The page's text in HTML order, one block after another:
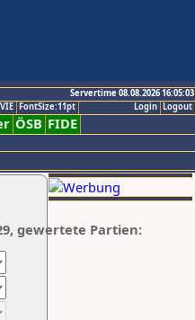
Servertime 08.08.2026 16:05:03
Logout
Login
VIE FontSize:11pt
ÖSB FIDE
gewertete Partien: